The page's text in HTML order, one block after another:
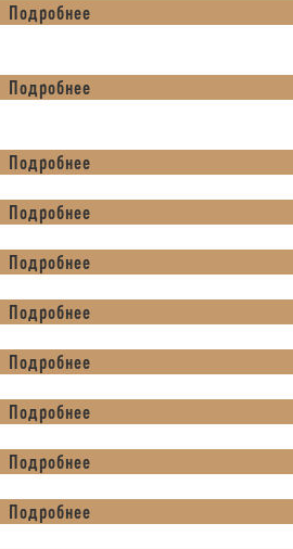
Подробнее
Подробнее
Подробнее
Подробнее
Подробнее
Подробнее
Подробнее
Подробнее
Подробнее
Подробнее